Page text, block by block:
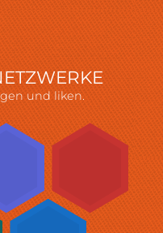
und liken.